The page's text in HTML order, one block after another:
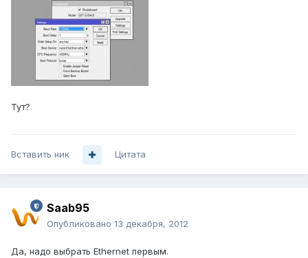
Тут?
Вставить ник Цитата
Saab95
Опубликовано 13 декабря, 2012
Да, надо выбрать Ethernet первым.